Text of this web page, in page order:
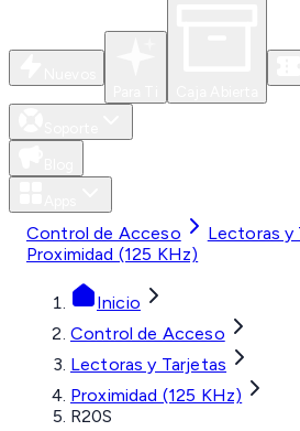
Control de Acceso
Lectoras y
Proximidad (125 KHz)
Inicio
Control de Acceso
Lectoras y Tarjetas
Proximidad (125 KHz)
R20S